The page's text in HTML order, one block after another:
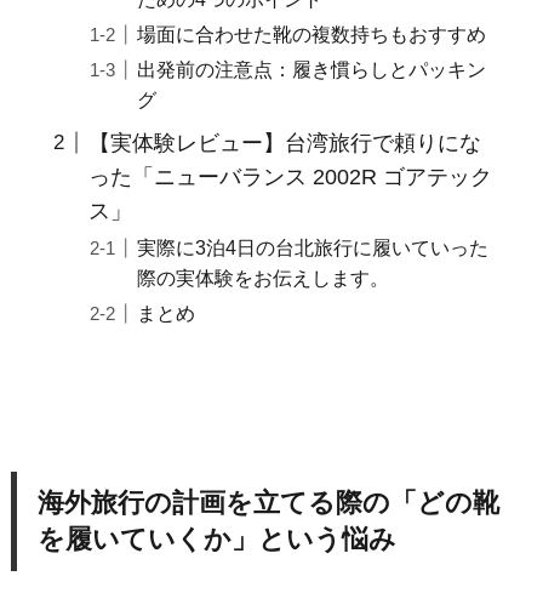
場面に合わせた靴の複数持ちもおすすめ
出発前の注意点：履き慣らしとパッキン
グ
【実体験レビュー】台湾旅行で頼りにな
った「ニューバランス 2002R ゴアテック
ス」
実際に3泊4日の台北旅行に履いていった
際の実体験をお伝えします。
まとめ
海外旅行の計画を立てる際の「どの靴
を履いていくか」という悩み